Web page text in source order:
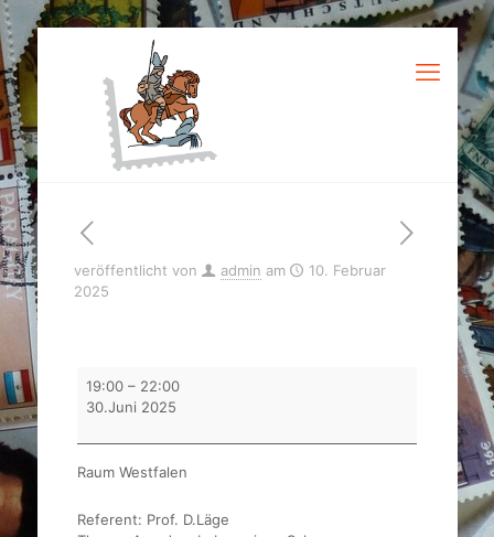
veröffentlicht von admin am
10. Februar
2025
Vereinsabend
mit
19:00 – 22:00
30.Juni 2025
Raum Westfalen
Referent: Prof. D.Läge